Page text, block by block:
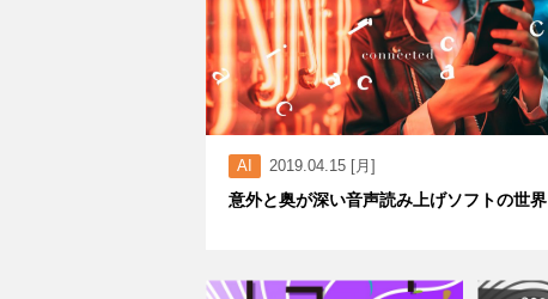
AI 2019.04.15 [月]
意外と奥が深い音声読み上げソフトの世界